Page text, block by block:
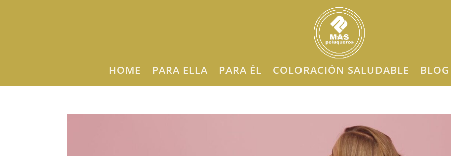
HOME PARA ELLA PARA ÉL COLORACIÓN SALUDABLE BLOG